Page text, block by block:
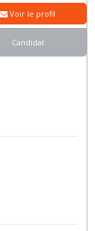
Voir le profil
Candidat